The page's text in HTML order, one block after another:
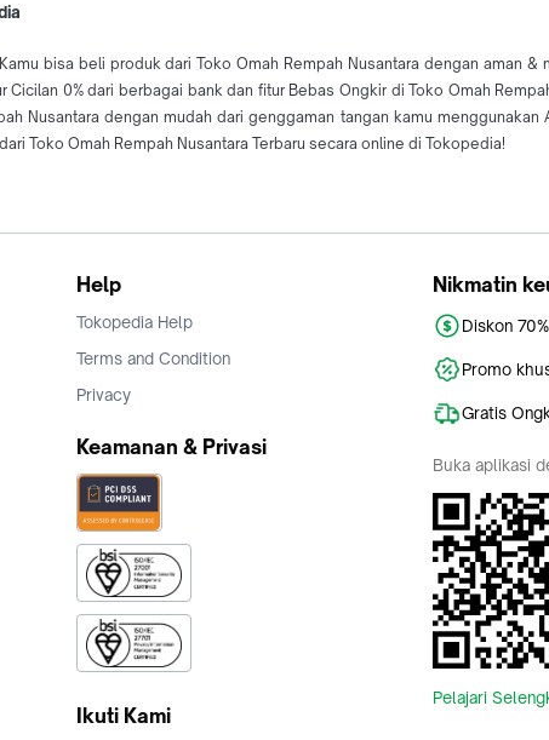
bisa beli produk dari Toko Omah Rempah Nusantara dengan aman &
0% dari berbagai bank dan fitur Bebas Ongkir di Toko Omah
Nusantara dengan mudah dari genggaman tangan kamu
Toko Omah Rempah Nusantara Terbaru secara online di Tokopedia!
Help
Tokopedia Help
Terms and Condition
Privacy
Keamanan & Privasi
Ikuti Kami
Nikmatin
Diskon
Promo
Gratis
Buka aplikasi
Pelajari